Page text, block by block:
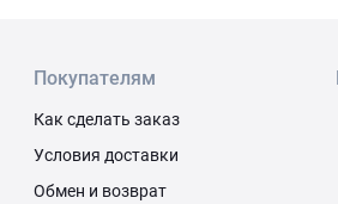
Покупателям
Как сделать заказ
Условия доставки
Обмен и возврат